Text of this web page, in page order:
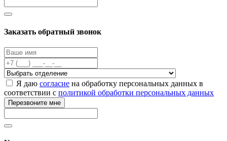
Заказать обратный звонок
Я даю согласие на обработку персональных данных в
соответствии с политикой обработки персональных данных
Перезвоните мне